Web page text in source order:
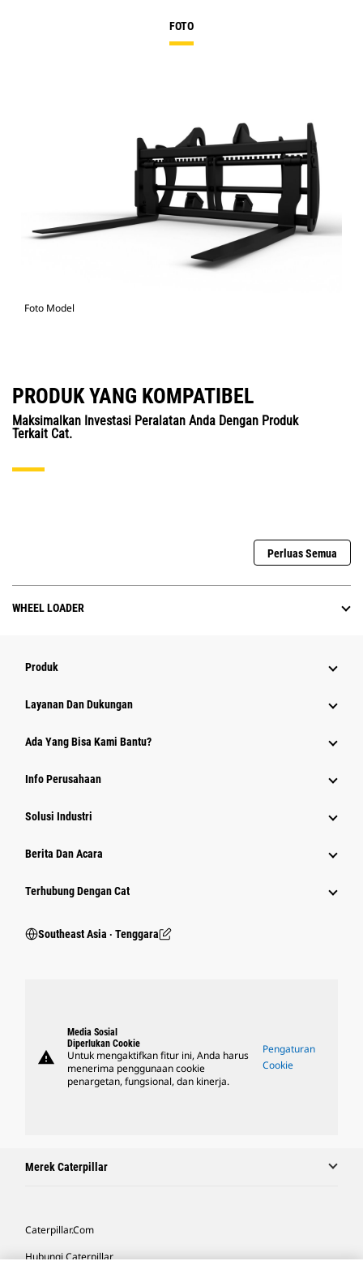
FOTO
Foto Model
PRODUK YANG KOMPATIBEL
Maksimalkan Investasi Peralatan Anda Dengan Produk
Terkait Cat.
Perluas Semua
WHEEL LOADER
Produk
Layanan Dan Dukungan
Ada Yang Bisa Kami Bantu?
Info Perusahaan
Solusi Industri
Berita Dan Acara
Terhubung Dengan Cat
Southeast Asia ‧ Tenggara
warning
Media Sosial
Diperlukan Cookie
Untuk mengaktifkan fitur ini, Anda harus
menerima penggunaan cookie
penargetan, fungsional, dan kinerja.
Pengaturan
Cookie
Merek Caterpillar
Caterpillar.com
Hubungi Caterpillar